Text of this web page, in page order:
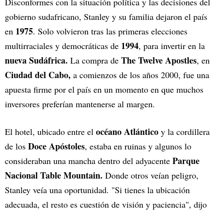
gobierno sudafricano, Stanley y su familia dejaron el país
en 1975. Solo volvieron tras las primeras elecciones
multirraciales y democráticas de 1994, para invertir en la
nueva Sudáfrica. La compra de The Twelve Apostles, en
Ciudad del Cabo, a comienzos de los años 2000, fue una
apuesta firme por el país en un momento en que muchos
inversores preferían mantenerse al margen.
El hotel, ubicado entre el océano Atlántico y la cordillera
de los Doce Apóstoles, estaba en ruinas y algunos lo
consideraban una mancha dentro del adyacente Parque
Nacional Table Mountain. Donde otros veían peligro,
Stanley veía una oportunidad. "Si tienes la ubicación
adecuada, el resto es cuestión de visión y paciencia", dijo